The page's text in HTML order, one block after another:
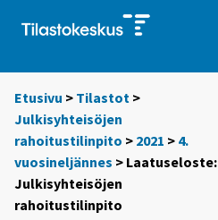
Etusivu > Tilastot >
Julkisyhteisöjen
rahoitustilinpito > 2021 > 4.
vuosineljännes > Laatuseloste:
Julkisyhteisöjen
rahoitustilinpito